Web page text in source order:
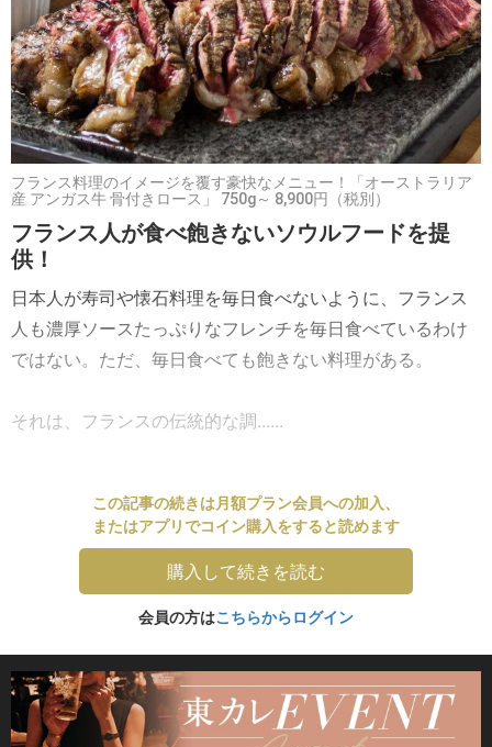
フランス料理のイメージを覆す豪快なメニュー！「オーストラリア
産 アンガス牛 骨付きロース」 750g～ 8,900円（税別）
フランス人が食べ飽きないソウルフードを提
供！
日本人が寿司や懐石料理を毎日食べないように、フランス
人も濃厚ソースたっぷりなフレンチを毎日食べているわけ
ではない。ただ、毎日食べても飽きない料理がある。
それは、フランスの伝統的な調......
この記事の続きは月額プラン会員への加入、
またはアプリでコイン購入をすると読めます
購入して続きを読む
会員の方はこちらからログイン